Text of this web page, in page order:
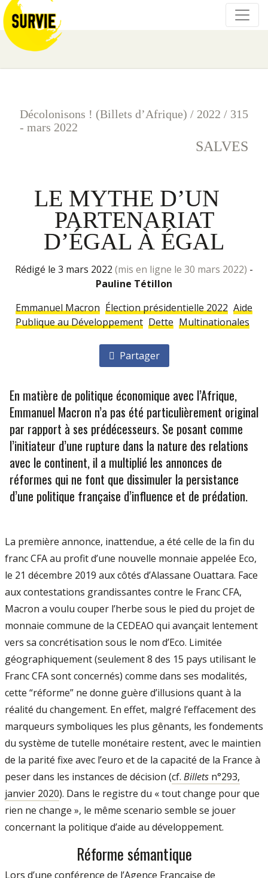
Décolonisons ! (Billets d’Afrique) / 2022 / 315
- mars 2022
SALVES
LE MYTHE D’UN
PARTENARIAT
D’ÉGAL À ÉGAL
rédigé le 3 mars 2022 (mis en ligne le 30 mars 2022) -
Pauline Tétillon
Emmanuel Macron Élection présidentielle 2022 Aide
Publique au Développement Dette Multinationales
Partager
En matière de politique économique avec l’Afrique,
Emmanuel Macron n’a pas été particulièrement original
par rapport à ses prédécesseurs. Se posant comme
l’initiateur d’une rupture dans la nature des relations
avec le continent, il a multiplié les annonces de
réformes qui ne font que dissimuler la persistance
d’une politique française d’influence et de prédation.
La première annonce, inattendue, a été celle de la fin du
franc CFA au profit d’une nouvelle monnaie appelée Eco,
le 21 décembre 2019 aux côtés d’Alassane Ouattara. Face
aux contestations grandissantes contre le Franc CFA,
Macron a voulu couper l’herbe sous le pied du projet de
monnaie commune de la CEDEAO qui avançait lentement
vers sa concrétisation sous le nom d’Eco. Limitée
géographiquement (seulement 8 des 15 pays utilisant le
Franc CFA sont concernés) comme dans ses modalités,
cette “réforme” ne donne guère d’illusions quant à la
réalité du changement. En effet, malgré l’effacement des
marqueurs symboliques les plus gênants, les fondements
du système de tutelle monétaire restent, avec le maintien
de la parité fixe avec l’euro et de la capacité de la France à
peser dans les instances de décision (cf. Billets n°293,
janvier 2020). Dans le registre du « tout change pour que
rien ne change », le même scenario semble se jouer
concernant la politique d’aide au développement.
Réforme sémantique
Lors d’une conférence de l’Agence Française de